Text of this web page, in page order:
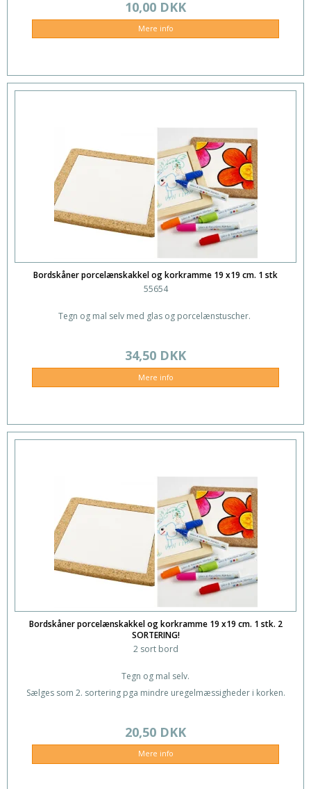
10,00 DKK
Mere info
Bordskåner porcelænskakkel og korkramme 19 x19 cm. 1 stk
55654
Tegn og mal selv med glas og porcelænstuscher.
34,50 DKK
Mere info
Bordskåner porcelænskakkel og korkramme 19 x19 cm. 1 stk. 2
SORTERING!
2 sort bord
Tegn og mal selv.
Sælges som 2. sortering pga mindre uregelmæssigheder i korken.
20,50 DKK
Mere info